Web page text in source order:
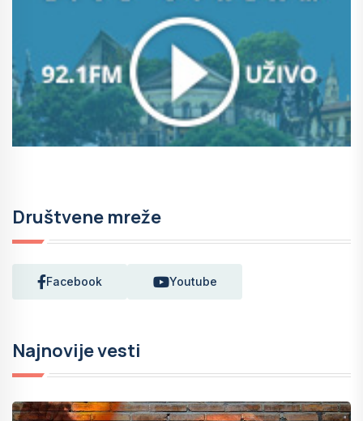
Društvene mreže
Facebook Youtube
Najnovije vesti